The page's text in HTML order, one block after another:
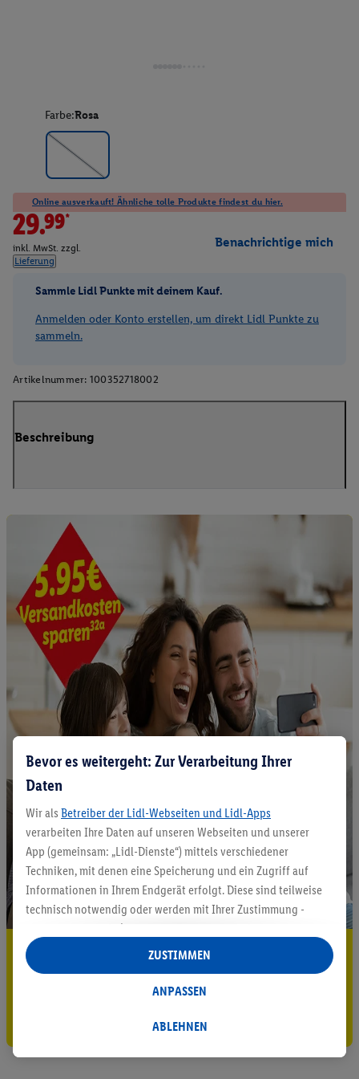
Farbe:Rosa
Online ausverkauft! Ähnliche tolle Produkte findest du hier.
29.99*
inkl. MwSt. zzgl.
Lieferung
Benachrichtige mich
Sammle Lidl Punkte mit deinem Kauf.
Anmelden oder Konto erstellen, um direkt Lidl Punkte zu
sammeln.
Artikelnummer: 100352718002
Beschreibung
5.95 € Versand sparen³²ᵃ
Bevor es weitergeht: Zur Verarbeitung Ihrer
Daten
Wir als Betreiber der Lidl-Webseiten und Lidl-Apps
verarbeiten Ihre Daten auf unseren Webseiten und unserer
App (gemeinsam: „Lidl-Dienste“) mittels verschiedener
Techniken, mit denen eine Speicherung und ein Zugriff auf
Informationen in Ihrem Endgerät erfolgt. Diese sind teilweise
technisch notwendig oder werden mit Ihrer Zustimmung -
auch durch Partner (u.a.
Verantwortliche; im Zusammenhang mit dem IAB TCF
insgesamt
Statistik-Erstellung oder für personalisierte Werbung
Datenverarbeitungen für personalisierte Werbung werden
ABLEHNEN
ANPASSEN
ZUSTIMMEN